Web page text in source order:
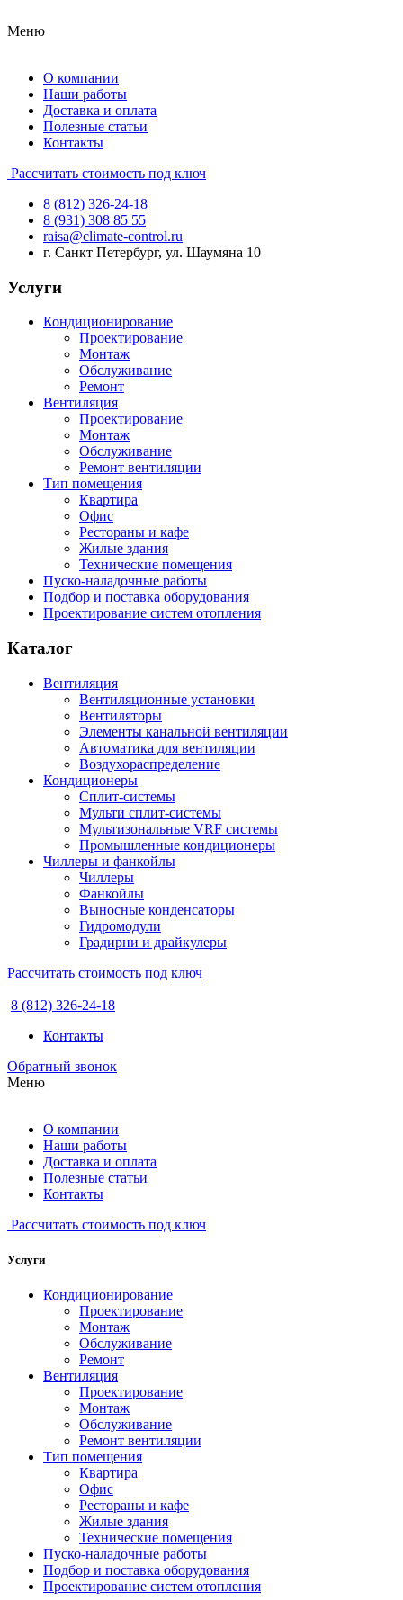
Меню
О компании
Наши работы
Доставка и оплата
Полезные статьи
Контакты
Рассчитать стоимость под ключ
8 (812) 326-24-18
8 (931) 308 85 55
raisa@climate-control.ru
г. Санкт Петербург, ул. Шаумяна 10
Услуги
Кондиционирование
Проектирование
Монтаж
Обслуживание
Ремонт
Вентиляция
Проектирование
Монтаж
Обслуживание
Ремонт вентиляции
Тип помещения
Квартира
Офис
Рестораны и кафе
Жилые здания
Технические помещения
Пуско-наладочные работы
Подбор и поставка оборудования
Проектирование систем отопления
Каталог
Вентиляция
Вентиляционные установки
Вентиляторы
Элементы канальной вентиляции
Автоматика для вентиляции
Воздухораспределение
Кондиционеры
Сплит-системы
Мульти сплит-системы
Мультизональные VRF системы
Промышленные кондиционеры
Чиллеры и фанкойлы
Чиллеры
Фанкойлы
Выносные конденсаторы
Гидромодули
Градирни и драйкулеры
Рассчитать стоимость под ключ
8 (812) 326-24-18
Контакты
Обратный звонок
Меню
О компании
Наши работы
Доставка и оплата
Полезные статьи
Контакты
Рассчитать стоимость под ключ
Услуги
Кондиционирование
Проектирование
Монтаж
Обслуживание
Ремонт
Вентиляция
Проектирование
Монтаж
Обслуживание
Ремонт вентиляции
Тип помещения
Квартира
Офис
Рестораны и кафе
Жилые здания
Технические помещения
Пуско-наладочные работы
Подбор и поставка оборудования
Проектирование систем отопления